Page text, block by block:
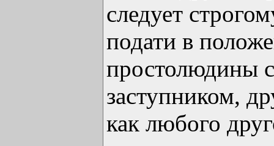
следует
подати в
простолюдины
заступником,
как любого